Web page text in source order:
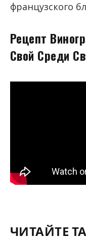
французского
Рецепт
Свой Среди
ЧИТАЙТЕ